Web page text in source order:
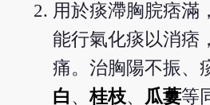
用於痰滯胸脘痞滿
能行氣化痰以消痞
痛。治胸陽不振、
白 、桂枝、 瓜蔞等